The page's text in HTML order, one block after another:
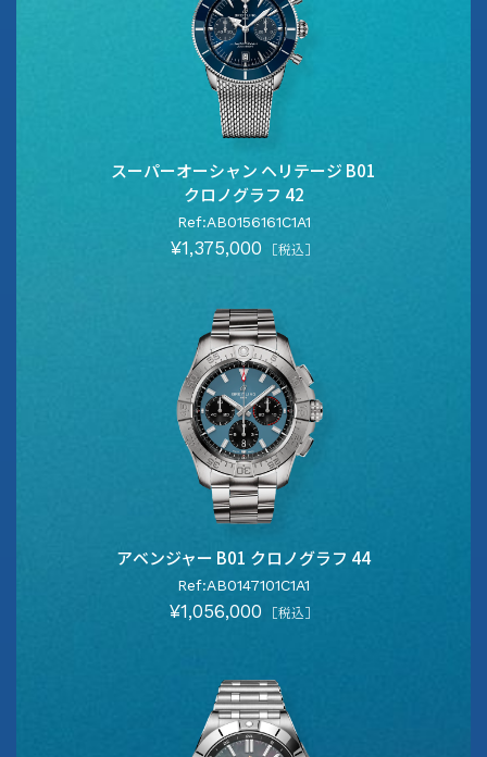
スーパーオーシャン ヘリテージ B01
クロノグラフ 42
Ref:AB0156161C1A1
¥1,375,000 ［税込］
アベンジャー B01 クロノグラフ 44
Ref:AB0147101C1A1
¥1,056,000 ［税込］